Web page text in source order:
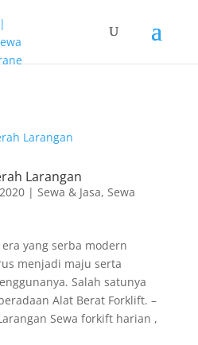
Larangan
| Sewa & Jasa, Sewa
yang serba modern
menjadi maju serta
Salah satunya
Alat Berat Forklift. –
Sewa forkift harian ,